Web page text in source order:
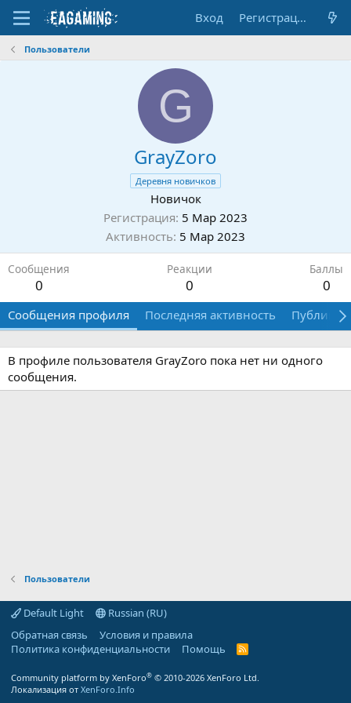
Вход Регистрация
Пользователи
G
GrayZoro
Деревня новичков
Новичок
Регистрация 5 Мар 2023
Активность 5 Мар 2023
Сообщения
0
Реакции
0
Баллы
0
Сообщения профиля Последняя активность
В профиле пользователя GrayZoro пока нет ни одного
сообщения.
Пользователи
Default Light
Russian (RU)
Обратная связь
Условия и правила
Политика конфиденциальности
Помощь
R
Community platform by XenForo® © 2010-2026 XenForo Ltd.
Локализация от XenForo.Info